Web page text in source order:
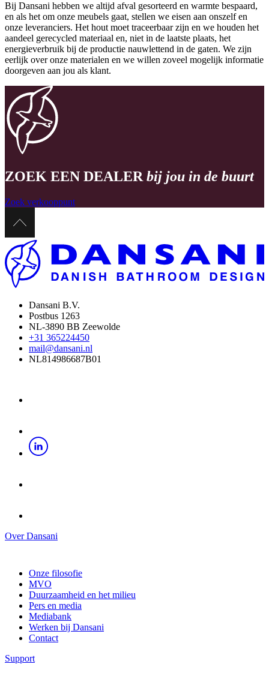
Bij Dansani hebben we altijd afval gesorteerd en warmte bespaard,
en als het om onze meubels gaat, stellen we eisen aan onszelf en
onze leveranciers. Het hout moet traceerbaar zijn en we houden het
aandeel gerecycled materiaal en, niet in de laatste plaats, het
energieverbruik bij de productie nauwlettend in de gaten. We zijn
eerlijk over onze materialen en we willen zoveel mogelijk informatie
doorgeven aan jou als klant.
ZOEK EEN DEALER bij jou in de buurt
Zoek verkooppunt
Dansani B.V.
Postbus 1263
NL-3890 BB Zeewolde
+31 365224450
mail@dansani.nl
NL814986687B01
Over Dansani
Onze filosofie
MVO
Duurzaamheid en het milieu
Pers en media
Mediabank
Werken bij Dansani
Contact
Support